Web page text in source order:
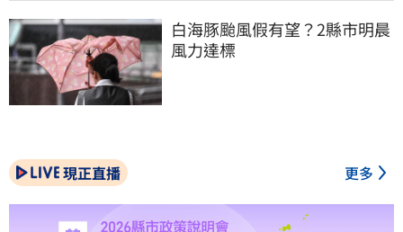
白海豚颱風假有望？2縣市明晨
風力達標
現正直播 更多